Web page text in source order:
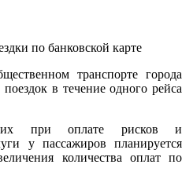
транспорте города
в течение одного рейса
при оплате рисков и
у пассажиров планируется
количества оплат по